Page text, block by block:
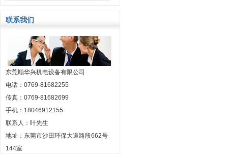
联系我们
东莞顺华兴机电设备有限公司
电话：0769-81682255
传真：0769-81682699
手机：18046912155
联系人：叶先生
地址：东莞市沙田环保大道路段662号
144室